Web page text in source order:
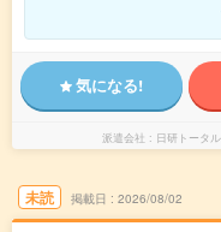
気になる!
派遣会社 日研トータ
未読 掲載日 2026/08/02